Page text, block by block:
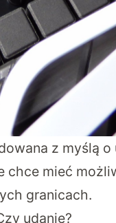
z myślą
mieć
granicach.
udanie?